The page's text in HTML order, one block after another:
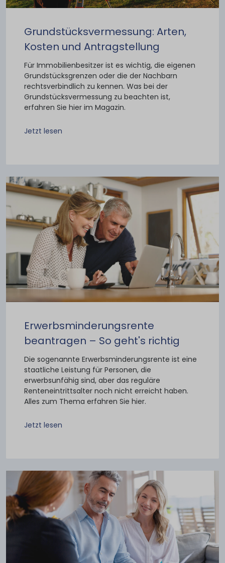
Grundstücksvermessung: Arten,
Kosten und Antragstellung
Für Immobilienbesitzer ist es wichtig, die eigenen
Grundstücksgrenzen oder die der Nachbarn
rechtsverbindlich zu kennen. Was bei der
Grundstücksvermessung zu beachten ist,
erfahren Sie hier im Magazin.
Jetzt lesen
Erwerbsminderungsrente
beantragen – So geht's richtig
Die sogenannte Erwerbs­minde­rungs­rente ist eine
staatliche Leistung für Personen, die
erwerbsunfähig sind, aber das reguläre
Renteneintrittsalter noch nicht erreicht haben.
Alles zum Thema erfahren Sie hier.
Jetzt lesen